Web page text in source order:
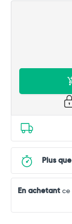
Plus
En achetantce